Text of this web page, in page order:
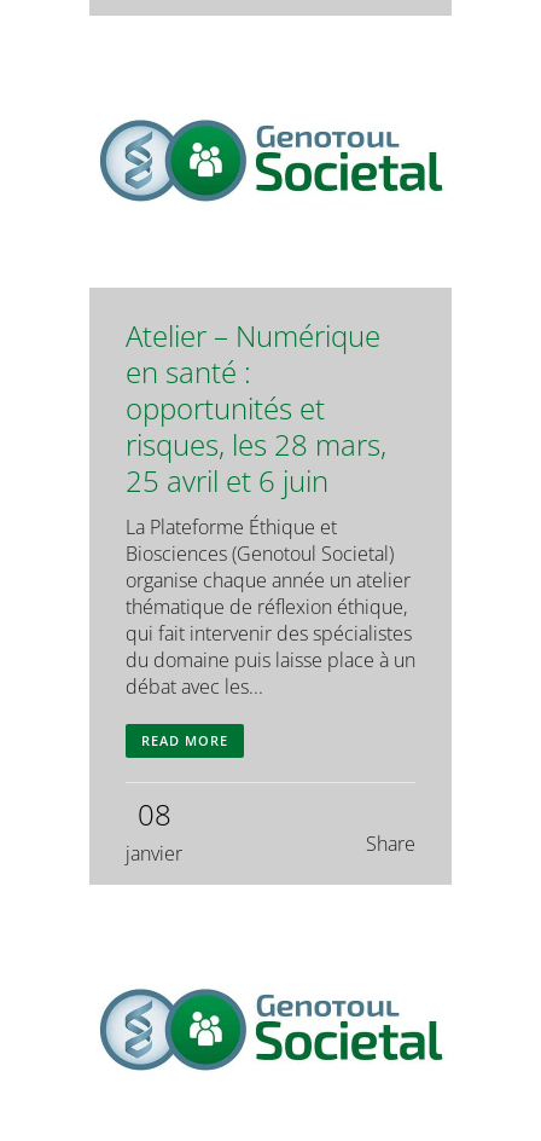
Atelier – Numérique
en santé :
opportunités et
risques, les 28 mars,
25 avril et 6 juin
La Plateforme Éthique et
Biosciences (Genotoul Societal)
organise chaque année un atelier
thématique de réflexion éthique,
qui fait intervenir des spécialistes
du domaine puis laisse place à un
débat avec les...
READ MORE
08
janvier Share